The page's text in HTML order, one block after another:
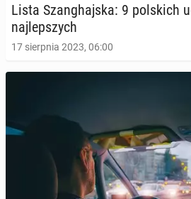
Lista Szan­ghaj­ska: 9 pol­skich
naj­lep­szych
17 sierpnia 2023, 06:00